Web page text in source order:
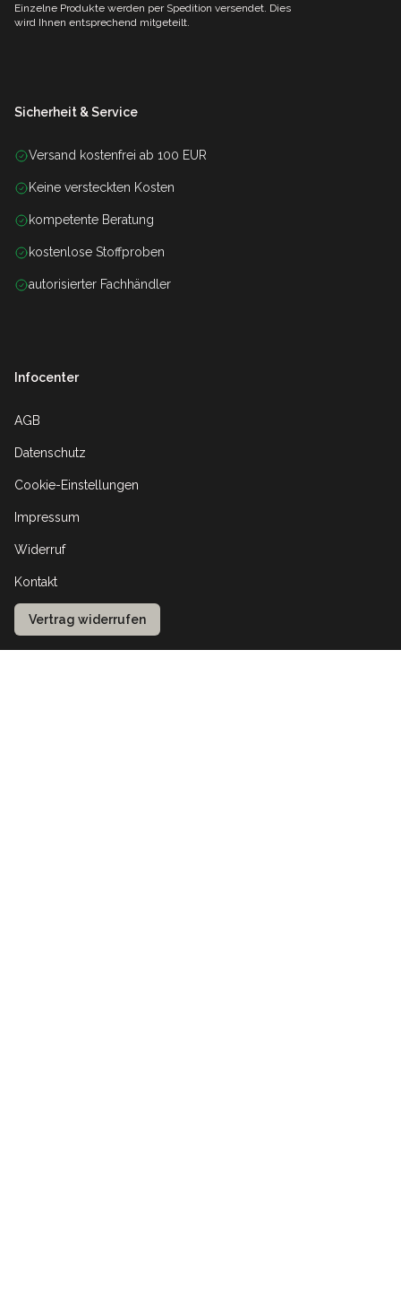
Einzelne Produkte werden per Spedition versendet. Dies
wird Ihnen entsprechend mitgeteilt.
Sicherheit & Service
Versand kostenfrei ab 100 EUR
Keine versteckten Kosten
kompetente Beratung
kostenlose Stoffproben
autorisierter Fachhändler
Infocenter
AGB
Datenschutz
Cookie-Einstellungen
Impressum
Widerruf
Kontakt
Vertrag widerrufen